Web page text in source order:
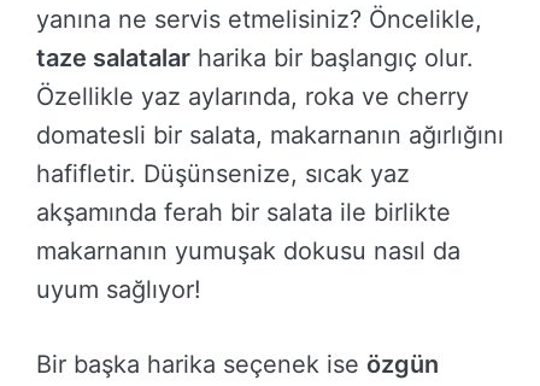
yanına ne servis etmelisiniz? Öncelikle,
taze salatalar harika bir başlangıç olur.
Özellikle yaz aylarında, roka ve cherry
domatesli bir salata, makarnanın ağırlığını
hafifletir. Düşünsenize, sıcak yaz
akşamında ferah bir salata ile birlikte
makarnanın yumuşak dokusu nasıl da
uyum sağlıyor!
Bir başka harika seçenek ise özgün